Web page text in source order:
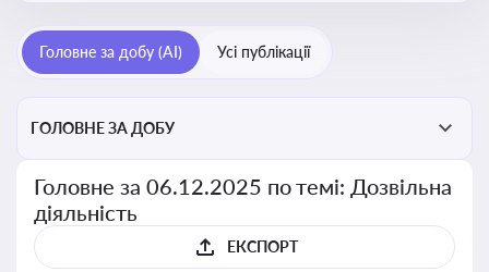
законодавстві, щоб уникнути порушень та
забезпечити відповідність вимогам регуляторних
Головне за добу (AI) Усі публікації
ГОЛОВНЕ ЗА ДОБУ
Головне за 06.12.2025 по темі: Дозвільна
діяльність
ЕКСПОРТ